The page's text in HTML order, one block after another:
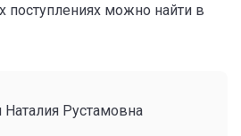
можно найти в